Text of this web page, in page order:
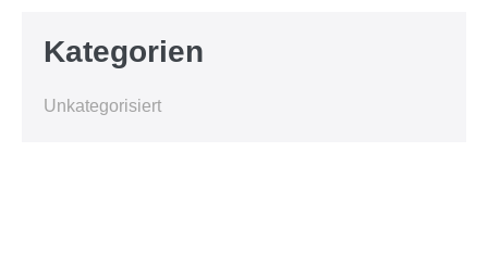
Kategorien
Unkategorisiert